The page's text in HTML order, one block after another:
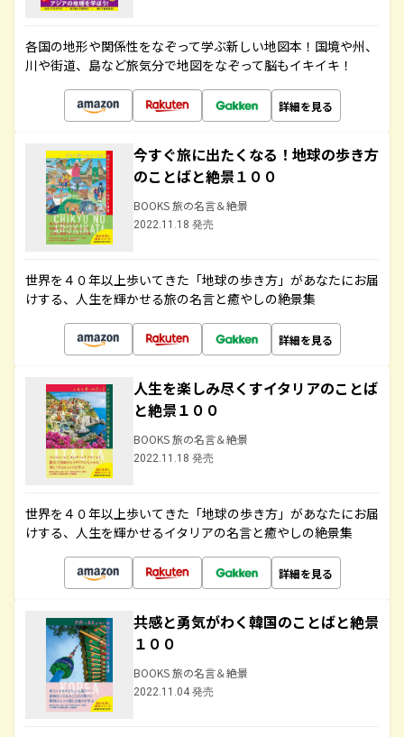
各国の地形や関係性をなぞって学ぶ新しい地図本！国境や州、
川や街道、島など旅気分で地図をなぞって脳もイキイキ！
詳細を見る
今すぐ旅に出たくなる！地球の歩き方
のことばと絶景１００
BOOKS 旅の名言＆絶景
2022.11.18 発売
世界を４０年以上歩いてきた「地球の歩き方」があなたにお届
けする、人生を輝かせる旅の名言と癒やしの絶景集
詳細を見る
人生を楽しみ尽くすイタリアのことば
と絶景１００
BOOKS 旅の名言＆絶景
2022.11.18 発売
世界を４０年以上歩いてきた「地球の歩き方」があなたにお届
けする、人生を輝かせるイタリアの名言と癒やしの絶景集
詳細を見る
共感と勇気がわく韓国のことばと絶景
１００
BOOKS 旅の名言＆絶景
2022.11.04 発売